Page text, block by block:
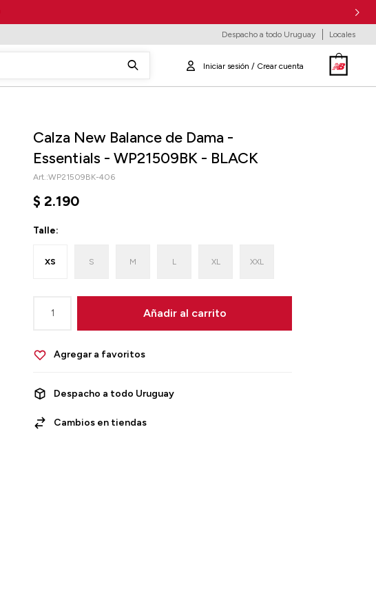
Despacho a todo Uruguay Locales
Calza New Balance de Dama -
Essentials - WP21509BK - BLACK
WP21509BK-406
$ 2.190
Talle:
XS S M L XL XXL
1 Añadir al carrito
Despacho a todo Uruguay
Cambios en tiendas